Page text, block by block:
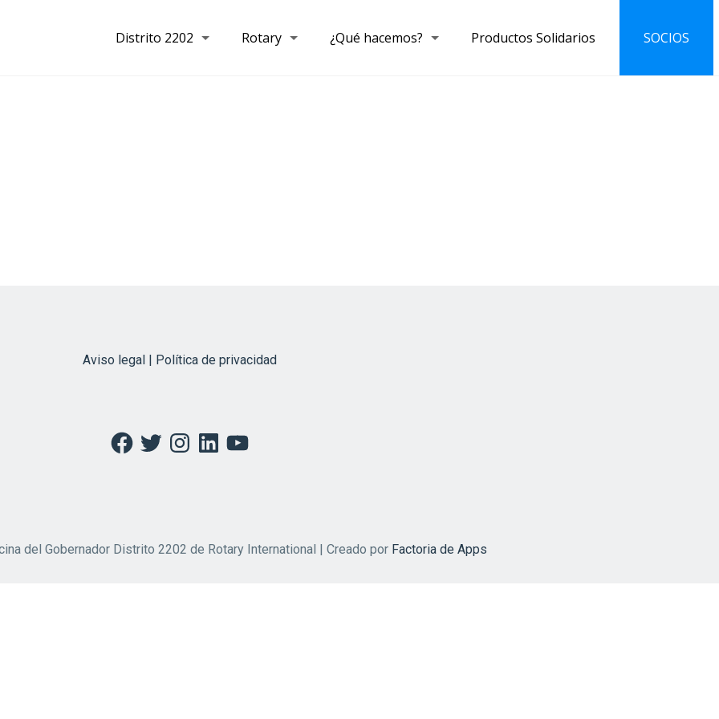
Distrito 2202 Rotary ¿Qué hacemos? Productos Solidarios SOCIOS
Aviso legal | Política de privacidad
Facebook
TwitterInstagramLinkedInYouTube
del Gobernador Distrito 2202 de Rotary International | Creado por Factoria de Apps